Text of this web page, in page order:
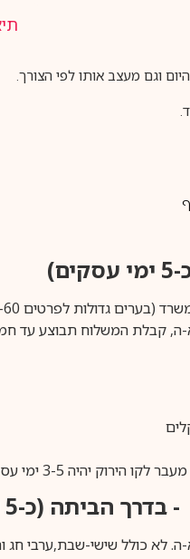
וגם מעצב אותו לפי הצורך.
גדולות לפרטים 1-700-50-70-60).
יהיה 3-5 ימי עסקים.
- בדרך הביתה (כ-5 ימי עסקים)